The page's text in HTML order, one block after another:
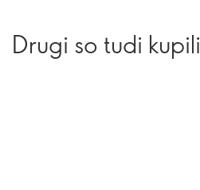
Drugi so tudi kupili